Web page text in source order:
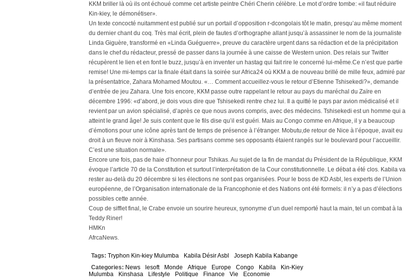
KKM briller là où ils ont échoué comme cet artiste peintre Chéri Cherin célèbre. Le mot d’ordre tombe: «il faut réduire
Kin-kiey, le démonétiser».
Un texte concocté nuitamment est publié sur un portail d’opposition r-dcongolais tôt le matin, presqu’au même moment
du dernier chant du coq. Très mal écrit, plein de fautes d’orthographe allant jusqu’à assassiner le nom de la journaliste
Linda Giguère, transformé en «Linda Guéguerre», preuve du caractère urgent dans sa rédaction et de la précipitation
dans le chef du rédacteur, pressé de passer dans la journée à une caisse de Western union. Des relais sur Twitter
récupèrent le lien et en font le buzz, jusqu’à en inventer un hastag qui fait rire le concerné lui-même.Ce n’est que partie
remise! Une mi-temps car la finale était dans la soirée sur Africa24 où KKM a de nouveau brillé de mille feux, admiré par
la présentatrice, Zahara Mohamed Moutou. «… Comment accueillez-vous le retour d’Etienne Tshisekedi?», demande
d’entrée de jeu Zahara. Une fois encore, KKM passe outre rappelant le retour au pays du maréchal du Zaïre en
décembre 1996: «d’abord, je dois vous dire que Tshisekedi rentre chez lui. Il a quitté le pays par avion médicalisé et il
revient par un avion spécialisé, d’après ce que nous avons compris, avec des médecins. Tshisekedi est un homme qui a
atteint le grand âge! Je suis content que le fils dise qu’il est guéri. Mais au Congo comme en Afrique, il y a beaucoup
d’émotions pour une icône après tant de temps de présence à l’étranger. Mobutu,de retour de Nice à l’époque, avait eu
droit à un fleuve noir à Kinshasa. Ses partisans comme ses opposants étaient rangés sur le boulevard pour l’accueillir.
C’est une situation normale».
Encore une fois, pas de haie d’honneur pour Tshikas. Au sujet de la fin de mandat du Président de la République, KKM
évoque l’article 70 de la Constitution et surtout l’interprétation de la Cour constitutionnelle. Le débat a été clos. Kabila va
rester au-delà du 20 décembre si les élections ne sont pas organisées. Pour le boss de KD Asbl, les experts de l’Union
européenne, de l’Organisation internationale de la Francophonie et des Nations ont été formels: il n’y a pas d’élections
possibles cette année.
Coup de sifflet final, le Crabe envoie un sourire heureux, synonyme d’un duel remporté haut la main, tel un combat à la
Teddy Riner!
HMKn
AfrcaNews.
Tags: Tryphon Kin-kiey Mulumba Kabila Désir Asbl
Joseph Kabila Kabange
Categories: News lesoft Monde Afrique Europe Congo Kabila
Kin-Kiey
Mulumba
Kinshasa Lifestyle Politique Finance Vie Economie